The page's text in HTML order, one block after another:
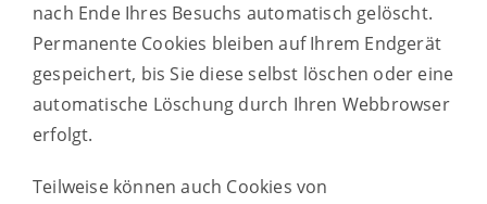
nach Ende Ihres Besuchs automatisch gelöscht.
Permanente Cookies bleiben auf Ihrem Endgerät
gespeichert, bis Sie diese selbst löschen oder eine
automatische Löschung durch Ihren Webbrowser
erfolgt.
Teilweise können auch Cookies von